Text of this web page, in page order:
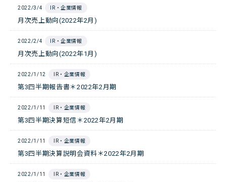
2022/3/4 IR・企業情報
月次売上動向(2022年2月)
2022/2/4 IR・企業情報
月次売上動向(2022年1月)
2022/1/12 IR・企業情報
第3四半期報告書＊2022年2月期
2022/1/11 IR・企業情報
第3四半期決算短信＊2022年2月期
2022/1/11 IR・企業情報
第3四半期決算説明会資料＊2022年2月期
2022/1/11 IR・企業情報